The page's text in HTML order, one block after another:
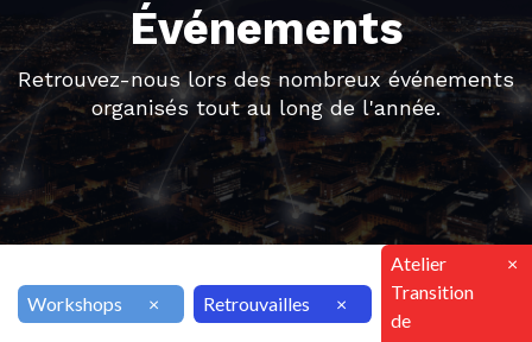
Événements
Retrouvez-nous lors des nombreux événements
organisés tout au long de l'année.
Workshops × Retrouvailles ×
Atelier
Transition
de
×